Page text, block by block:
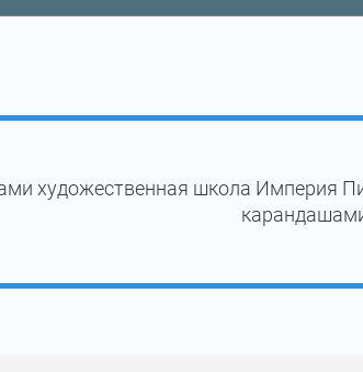
художественная школа Империя